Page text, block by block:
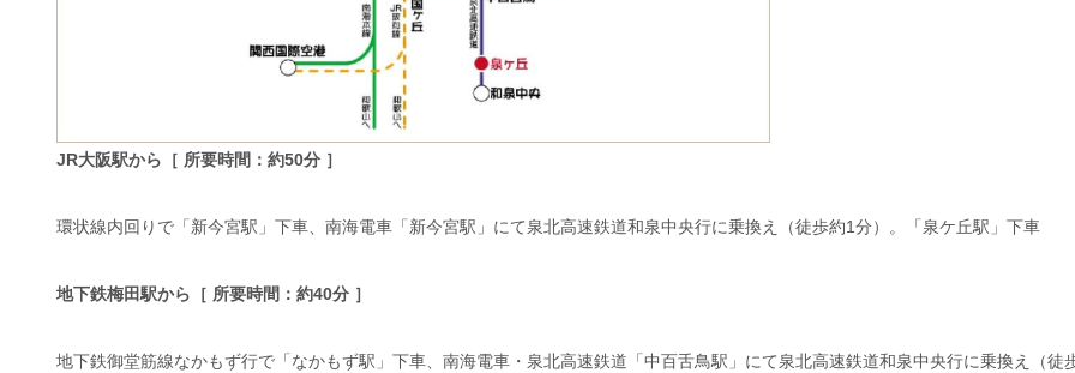
JR大阪駅から［ 所要時間：約50分 ］
環状線内回りで「新今宮駅」下車、南海電車「新今宮駅」にて泉北高速鉄道和泉中央行に乗換え（徒歩約1分）。「泉ケ丘駅」下車
地下鉄梅田駅から［ 所要時間：約40分 ］
地下鉄御堂筋線なかもず行で「なかもず駅」下車、南海電車・泉北高速鉄道「中百舌鳥駅」にて泉北高速鉄道和泉中央行に乗換え（徒